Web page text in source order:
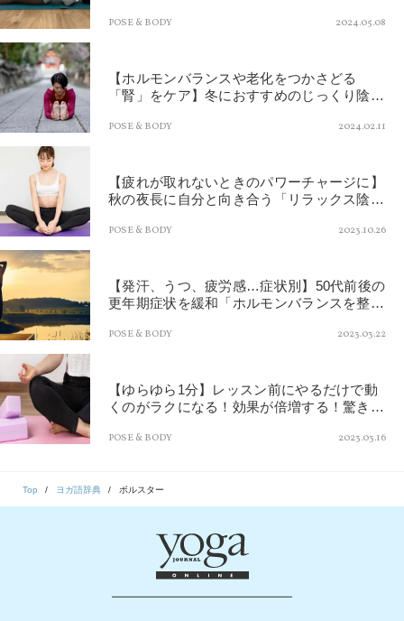
POSE & BODY 2024.05.08
【ホルモンバランスや老化をつかさどる
「腎」をケア】冬におすすめのじっくり陰ヨ
POSE & BODY 2024.02.11
【疲れが取れないときのパワーチャージに】
秋の夜長に自分と向き合う「リラックス陰ヨ
POSE & BODY 2023.10.26
【発汗、うつ、疲労感…症状別】50代前後の
更年期症状を緩和「ホルモンバランスを整え
POSE & BODY 2023.03.22
【ゆらゆら1分】レッスン前にやるだけで動
くのがラクになる！効果が倍増する！驚きの
POSE & BODY 2023.03.16
Top ヨガ語辞典 ボルスター